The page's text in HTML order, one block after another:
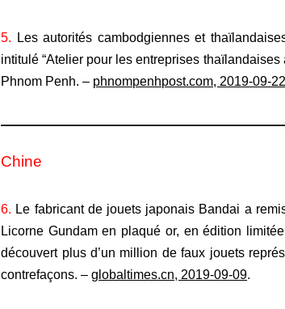
5. Les autorités cambodgiennes et
intitulé “Atelier pour les entreprises
Phnom Penh. – phnompenhpost.com, 2019-09-22
Chine
6. Le fabricant de jouets japonais Bandai a
Licorne Gundam en plaqué or, en édition
découvert plus d’un million de faux jouets
contrefaçons. –globaltimes.cn, 2019-09-09.